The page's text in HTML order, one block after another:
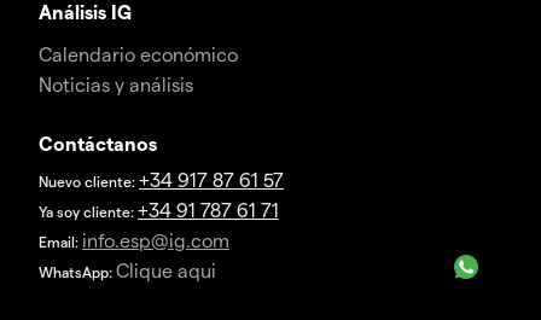
Análisis IG
Calendario económico
Noticias y análisis
Contáctanos
Nuevo cliente: +34 917 87 61 57
Ya soy cliente: +34 91 787 61 71
Email: info.esp@ig.com
WhatsApp: Clique aqui